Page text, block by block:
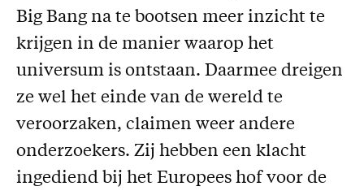
Over AMEN
Abonnementen
Geschenkabonnement
Proefnummer AMEN
Steun AMEN
Missie
Big Bang na te bootsen meer inzicht te
krijgen in de manier waarop het
universum is ontstaan. Daarmee dreigen
ze wel het einde van de wereld te
veroorzaken, claimen weer andere
onderzoekers. Zij hebben een klacht
ingediend bij het Europees hof voor de